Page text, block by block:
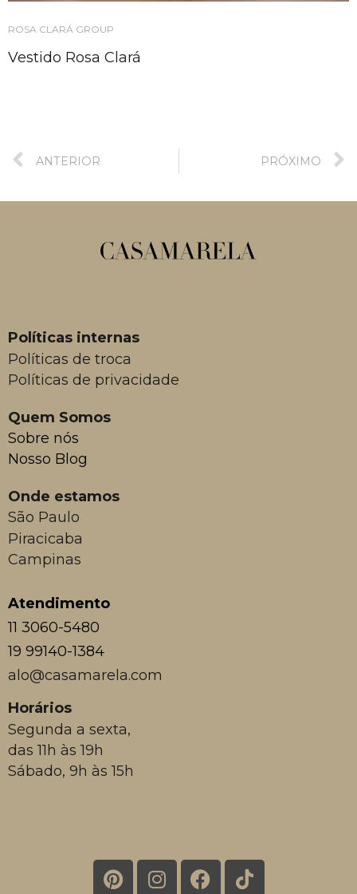
ROSA CLARÁ GROUP
Vestido Rosa Clará
ANTERIOR PRÓXIMO
Políticas internas
Políticas de troca
Políticas de privacidade
Quem Somos
Sobre nós
Nosso Blog
Onde estamos
São Paulo
Piracicaba
Campinas
Atendimento
11 3060-5480
19 99140-1384
alo@casamarela.com
Horários
Segunda a sexta,
das 11h às 19h
Sábado, 9h às 15h